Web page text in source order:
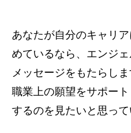
あなたが自分のキャリ
めているなら、エンジ
メッセージをもたらし
職業上の願望をサポー
するのを見たいと思って